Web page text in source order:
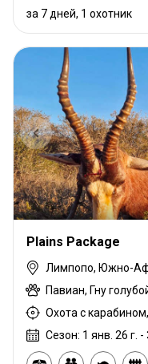
за 7 дней, 1 охотник
Plains Package
Лимпопо, Южно-
Сезон: 1 янв. 26 г. -